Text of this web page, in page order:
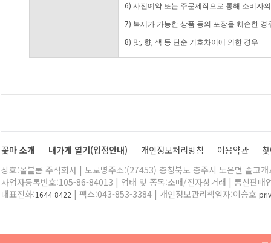
6) 사전예약 또는 주문제작으로 통해 소비자
7) 복제가 가능한 상품 등의 포장을 훼손한 경
8) 맛, 향, 색 등 단순 기호차이에 의한 경우
꽃마 소개 내가게 열기(입점안내) 개인정보처리방침 이용약관
상호:올블룸 주식회사 | 도로명주소:(27453) 충청북도 충주시 노은면 솔고
사업자등록번호:105-86-84013 | 업태 및 종목:소매/전자상거래 | 통신판매
대표전화:1644-8422 | 팩스:043-853-3384 | 개인정보관리책임자:이승호